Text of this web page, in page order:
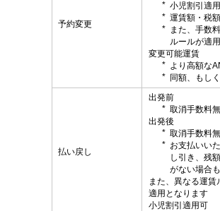
予約変更
小児割引適
運賃額・税
また、手数
ルールが適
変更可能運賃
より高額な
同額、もし
払い戻し
出発前
取消手数料
出発後
取消手数料
お支払いい
し引き、残
がない場合
また、異なる運
適用となります
小児割引適用可